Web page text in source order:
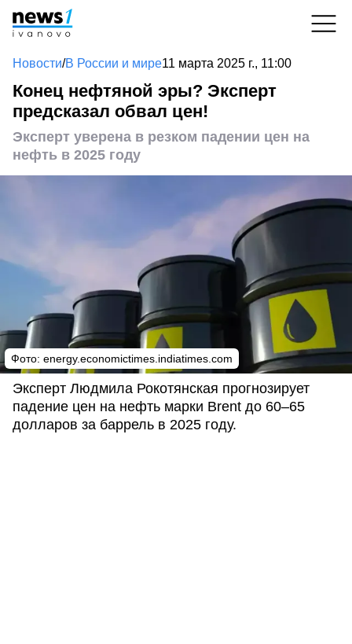
Новости/В России и мире11 марта 2025 г., 11:00
Конец нефтяной эры? Эксперт
предсказал обвал цен!
Эксперт уверена в резком падении цен на
нефть в 2025 году
Фото: energy.economictimes.indiatimes.com
Эксперт Людмила Рокотянская прогнозирует
падение цен на нефть марки Brent до 60–65
долларов за баррель в 2025 году.